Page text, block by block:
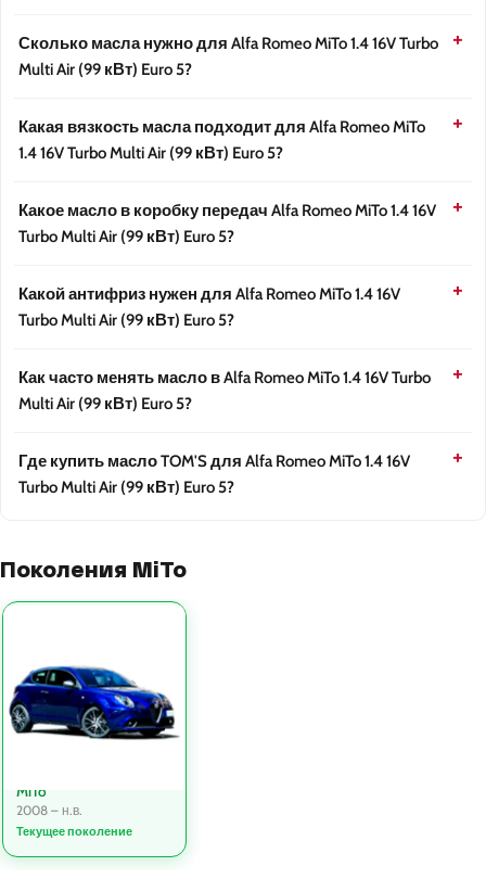
Сколько масла нужно для Alfa Romeo MiTo 1.4 16V Turbo
Multi Air (99 кВт) Euro 5?
Какая вязкость масла подходит для Alfa Romeo MiTo
1.4 16V Turbo Multi Air (99 кВт) Euro 5?
Какое масло в коробку передач Alfa Romeo MiTo 1.4 16V
Turbo Multi Air (99 кВт) Euro 5?
Какой антифриз нужен для Alfa Romeo MiTo 1.4 16V
Turbo Multi Air (99 кВт) Euro 5?
Как часто менять масло в Alfa Romeo MiTo 1.4 16V Turbo
Multi Air (99 кВт) Euro 5?
Где купить масло TOM'S для Alfa Romeo MiTo 1.4 16V
Turbo Multi Air (99 кВт) Euro 5?
Поколения MiTo
MiTo
2008 – н.в.
Текущее поколение